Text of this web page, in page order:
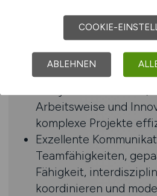
des Umweltrechts
Versierter Umgang
Anwendungen,
von Vorteil
Arbeitsweise und
komplexe Projekte
Exzellente
Teamfähigkeiten,
Fähigkeit,
koordinieren und
COOKIE-
ABLEHNEN